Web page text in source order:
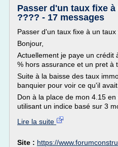
Passer d'un taux fixe
???? - 17 messages
Passer d'un taux fixe à un
Bonjour,
Actuellement je paye un crédit
% hors assurance et un pret à
Suite à la baisse des taux
banquier pour voir ce qu'il avait
Don à la place de mon 4.15
utilisant un indice basé sur 3
Lire la suite
Site : https://